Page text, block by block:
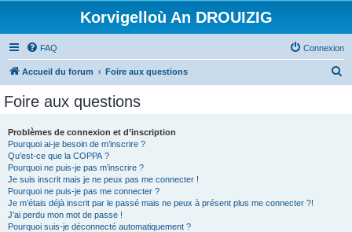
Korvigelloù An DROUIZIG
FAQ Connexion
Accueil du forum Foire aux questions
Foire aux questions
Problèmes de connexion et d’inscription
Pourquoi ai-je besoin de m’inscrire ?
Qu’est-ce que la COPPA ?
Pourquoi ne puis-je pas m’inscrire ?
Je suis inscrit mais je ne peux pas me connecter !
Pourquoi ne puis-je pas me connecter ?
Je m’étais déjà inscrit par le passé mais ne peux à présent plus me connecter ?!
J’ai perdu mon mot de passe !
Pourquoi suis-je déconnecté automatiquement ?